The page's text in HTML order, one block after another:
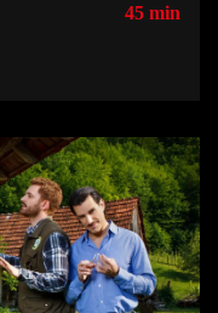
45 min